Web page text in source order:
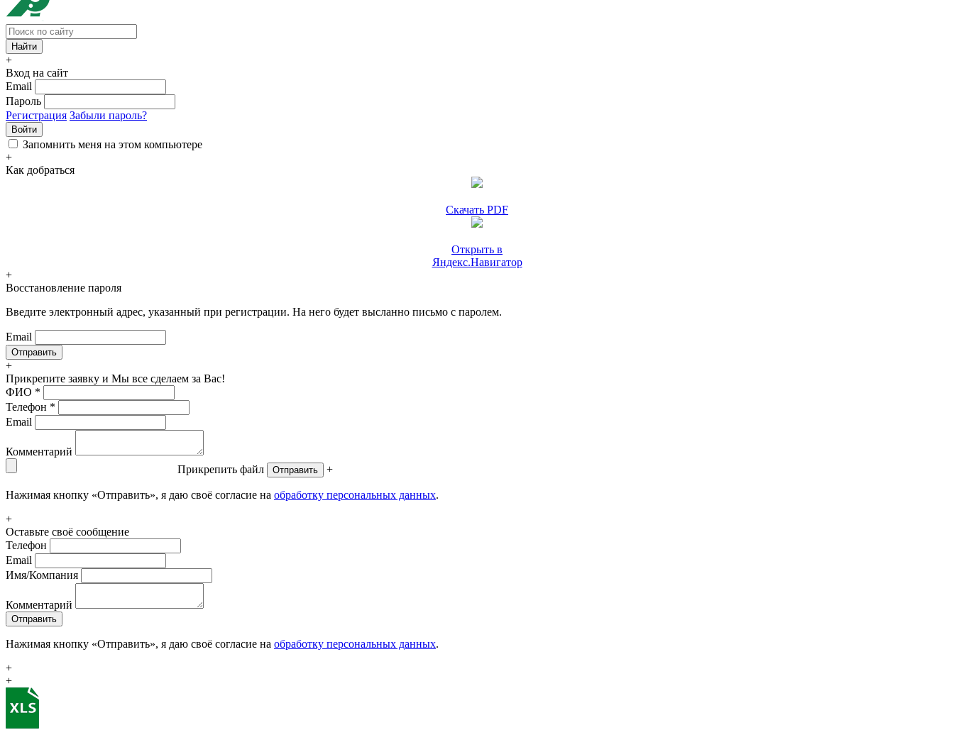
+
Вход на сайт
Email
Пароль
Регистрация Забыли пароль?
Войти
Запомнить меня на этом компьютере
+
Как добраться
Скачать PDF
Открыть в
Яндекс.Навигатор
+
Восстановление пароля
Введите электронный адрес, указанный при регистрации. На него будет высланно письмо с паролем.
Email
+
Прикрепите заявку и Мы все сделаем за Вас!
ФИО *
Телефон *
Email
Комментарий
Прикрепить файл
Отправить +
Нажимая кнопку «Отправить», я даю своё согласие на обработку персональных данных.
+
Оставьте своё сообщение
Телефон
Email
Имя/Компания
Комментарий
Отправить
Нажимая кнопку «Отправить», я даю своё согласие на обработку персональных данных.
+
+